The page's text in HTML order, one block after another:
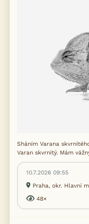
Sháním Varana
Varan skvrnitý. Mám
10.7.2026 09:55
Praha, okr. Hlavní
48×